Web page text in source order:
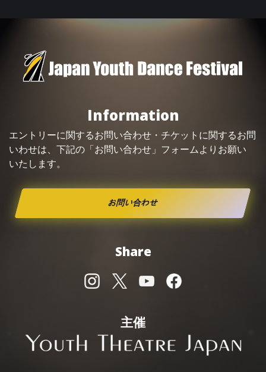
Information
エントリーに関するお問い合わせ・ チケット に関するお問
いわせは、下記の「お問い合わせ」フォームよりお願い
いたします。
お問い合わせ
Share
主催